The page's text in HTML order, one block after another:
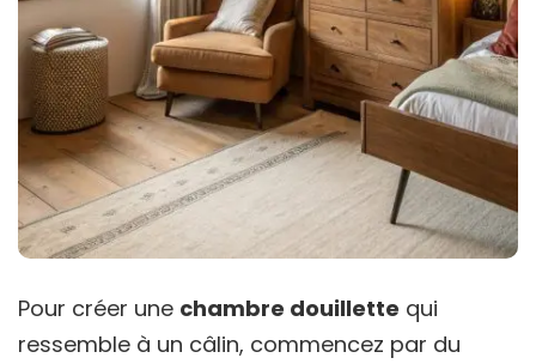
Pour créer une chambre douillette qui
ressemble à un câlin, commencez par du